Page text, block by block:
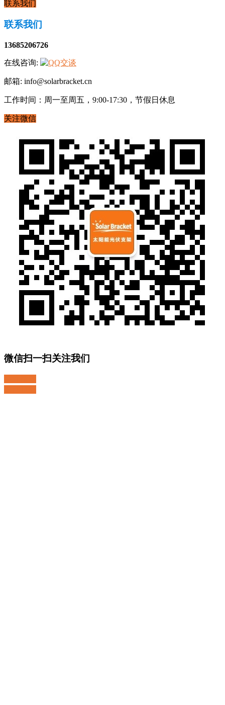
联系我们
联系我们
13685206726
在线咨询:
邮箱: info@solarbracket.cn
工作时间：周一至周五，9:00-17:30，节假日休息
关注微信
微信扫一扫关注我们